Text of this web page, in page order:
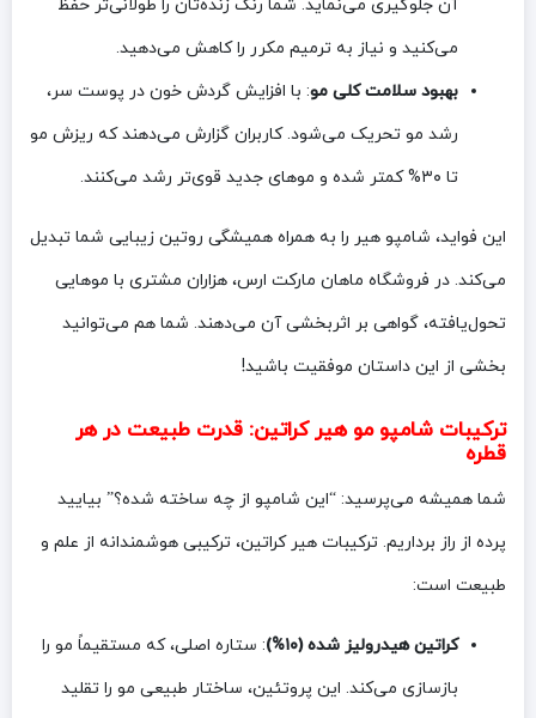
آن جلوگیری می‌نماید. شما رنگ زنده‌تان را طولانی‌تر حفظ
می‌کنید و نیاز به ترمیم مکرر را کاهش می‌دهید.
بهبود سلامت کلی مو: با افزایش گردش خون در پوست سر،
رشد مو تحریک می‌شود. کاربران گزارش می‌دهند که ریزش مو
تا ۳۰% کمتر شده و موهای جدید قوی‌تر رشد می‌کنند.
این فواید، شامپو هیر را به همراه همیشگی روتین زیبایی شما تبدیل
می‌کند. در فروشگاه ماهان مارکت ارس، هزاران مشتری با موهایی
تحول‌یافته، گواهی بر اثربخشی آن می‌دهند. شما هم می‌توانید
بخشی از این داستان موفقیت باشید!
ترکیبات شامپو مو هیر کراتین: قدرت طبیعت در هر
قطره
شما همیشه می‌پرسید: “این شامپو از چه ساخته شده؟” بیایید
پرده از راز برداریم. ترکیبات هیر کراتین، ترکیبی هوشمندانه از علم و
طبیعت است:
کراتین هیدرولیز شده (۱۰%)
: ستاره اصلی، که مستقیماً مو را
بازسازی می‌کند. این پروتئین، ساختار طبیعی مو را تقلید